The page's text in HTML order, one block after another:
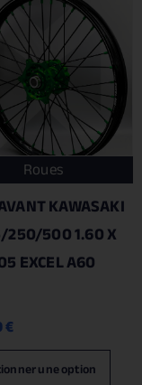
Roues
KAWASAKI
250/500 1.60 X
EXCEL A60
€
une option